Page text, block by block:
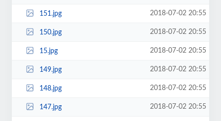
151.jpg 2018-07-02 20:55
150.jpg 2018-07-02 20:55
15.jpg 2018-07-02 20:55
149.jpg 2018-07-02 20:55
148.jpg 2018-07-02 20:55
147.jpg 2018-07-02 20:55